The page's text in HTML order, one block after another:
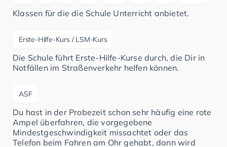
Klassen für die die Schule Unterricht anbietet.
Erste-Hilfe-Kurs / LSM-Kurs
Die Schule führt Erste-Hilfe-Kurse durch, die Dir in
Notfällen im Straßenverkehr helfen können.
ASF
Du hast in der Probezeit schon sehr häufig eine rote
Ampel überfahren, die vorgegebene
Mindestgeschwindigkeit missachtet oder das
Telefon beim Fahren am Ohr gehabt, dann wird